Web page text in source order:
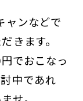
ャンなどで
きます。
でおこなっ
中であれ